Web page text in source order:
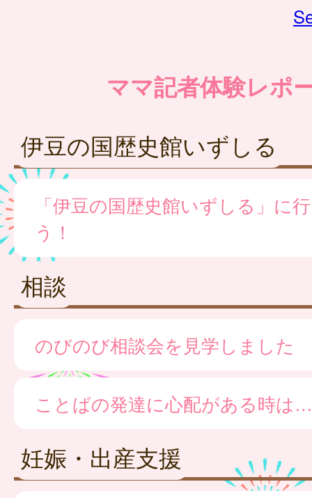
ママ記者体験レポ
伊豆の国歴史館いずしる
「伊豆の国歴史館いずしる」に
う！
相談
のびのび相談会を見学しました
ことばの発達に心配がある時
妊娠・出産支援